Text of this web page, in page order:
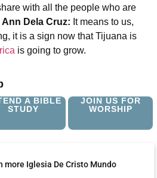
with all the people who are
Dela Cruz: It means to us,
it is a sign now that Tijuana is
is going to grow.
A BIBLE
STUDY
JOIN US FOR
WORSHIP
more Iglesia De Cristo Mundo